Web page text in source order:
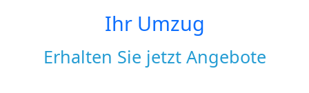
Ihr Umzug
Erhalten Sie jetzt Angebote